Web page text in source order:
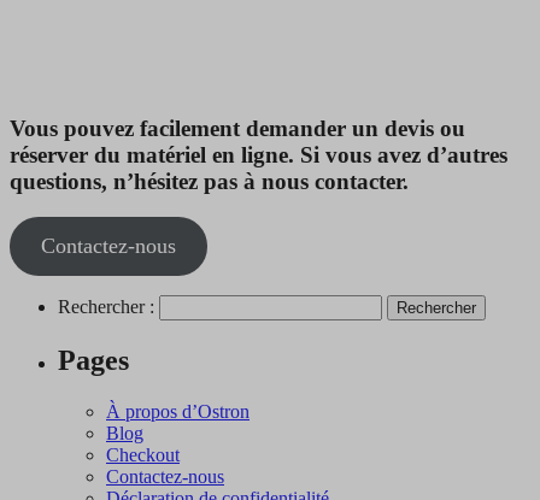
Vous pouvez facilement demander un devis ou
réserver du matériel en ligne. Si vous avez d’autres
questions, n’hésitez pas à nous contacter.
Contactez-nous
Rechercher :
Pages
À propos d’Ostron
Blog
Checkout
Contactez-nous